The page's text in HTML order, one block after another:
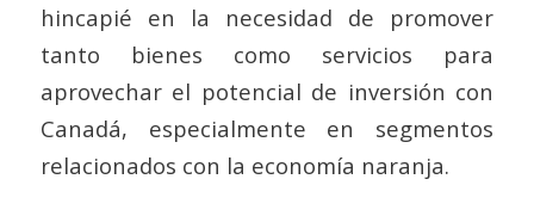
hincapié en la necesidad de promover
tanto bienes como servicios para
aprovechar el potencial de inversión con
Canadá, especialmente en segmentos
relacionados con la economía naranja.